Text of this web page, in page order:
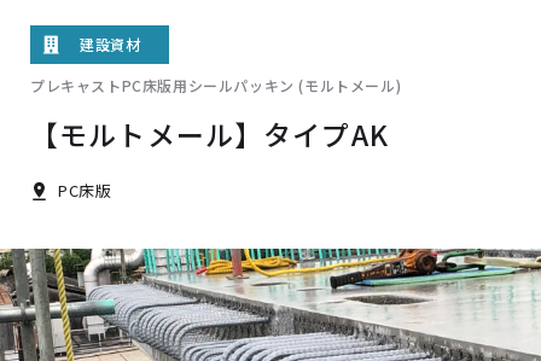
建設資材
プレキャストPC床版用シールパッキン (モルトメール)
【モルトメール】タイプAK
PC床版